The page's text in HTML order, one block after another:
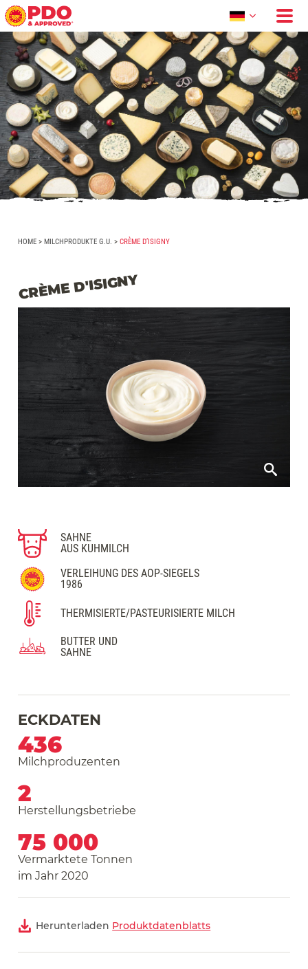
HOME >MILCHPRODUKTE G.U. >CRÈME D’ISIGNY
CRÈME D'ISIGNY
SAHNE
AUS KUHMILCH
VERLEIHUNG DES AOP-SIEGELS
1986
THERMISIERTE/PASTEURISIERTE MILCH
BUTTER UND
SAHNE
ECKDATEN
436
Milchproduzenten
2
Herstellungsbetriebe
75 000
Vermarktete Tonnen
im Jahr 2020
Herunterladen Produktdatenblatts